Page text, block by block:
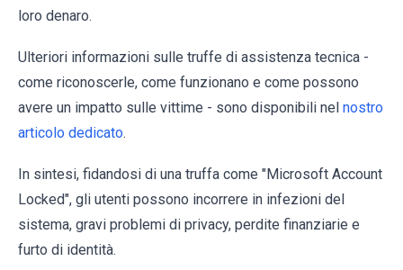
loro denaro.
Ulteriori informazioni sulle truffe di assistenza tecnica -
come riconoscerle, come funzionano e come possono
avere un impatto sulle vittime - sono disponibili nel nostro
articolo dedicato.
In sintesi, fidandosi di una truffa come "Microsoft Account
Locked", gli utenti possono incorrere in infezioni del
sistema, gravi problemi di privacy, perdite finanziarie e
furto di identità.